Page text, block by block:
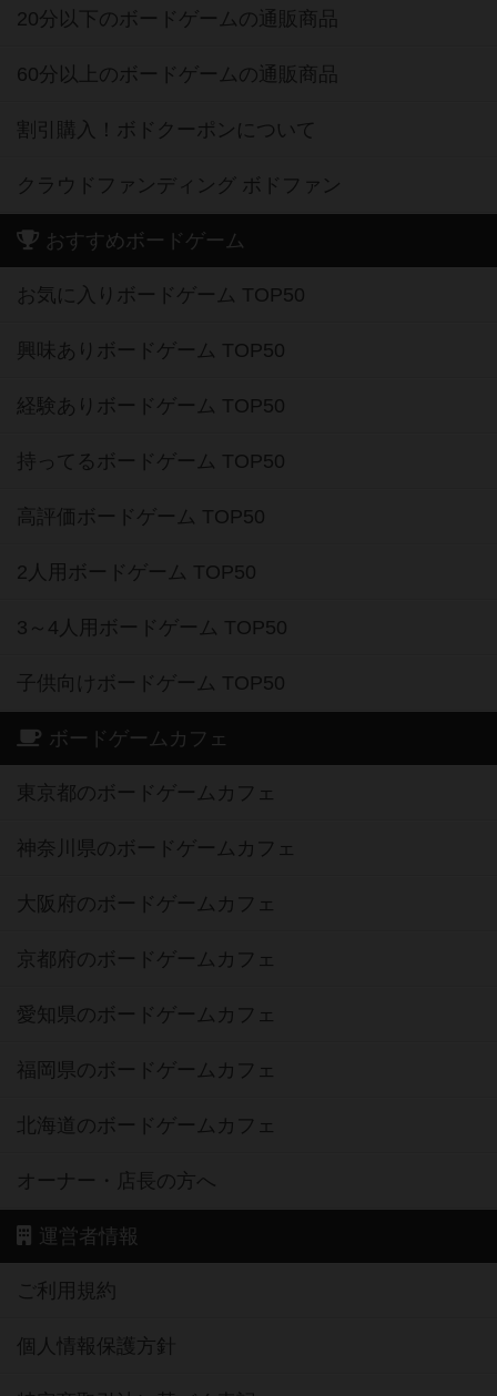
20分以下のボードゲームの通販商品
60分以上のボードゲームの通販商品
割引購入！ボドクーポンについて
クラウドファンディング ボドファン
おすすめボードゲーム
お気に入りボードゲーム TOP50
興味ありボードゲーム TOP50
経験ありボードゲーム TOP50
持ってるボードゲーム TOP50
高評価ボードゲーム TOP50
2人用ボードゲーム TOP50
3～4人用ボードゲーム TOP50
子供向けボードゲーム TOP50
ボードゲームカフェ
東京都のボードゲームカフェ
神奈川県のボードゲームカフェ
大阪府のボードゲームカフェ
京都府のボードゲームカフェ
愛知県のボードゲームカフェ
福岡県のボードゲームカフェ
北海道のボードゲームカフェ
オーナー・店長の方へ
運営者情報
ご利用規約
個人情報保護方針